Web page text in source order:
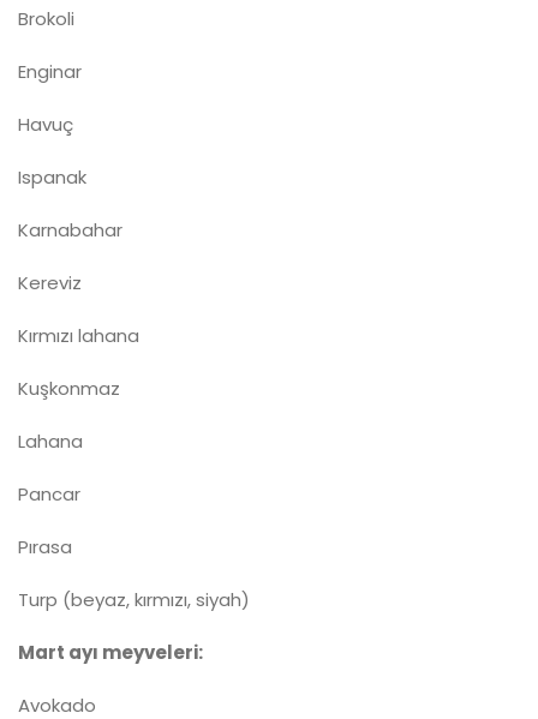
Brokoli
Enginar
Havuç
Ispanak
Karnabahar
Kereviz
Kırmızı lahana
Kuşkonmaz
Lahana
Pancar
Pırasa
Turp (beyaz, kırmızı, siyah)
Mart ayı meyveleri:
Avokado